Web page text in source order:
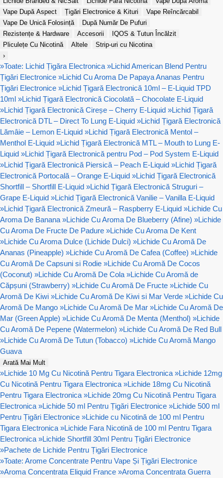
Vape După Aspect
Țigări Electronice & Kituri
Vape Reîncărcabil
Vape De Unică Folosință
După Număr De Pufuri
Rezistențe & Hardware
Accesorii
IQOS & Tutun Încălzit
Pliculețe Cu Nicotină
Altele
Strip-uri cu Nicotina
›
»Toate: Lichid Țigăra Electronica »Lichid American Blend Pentru
Țigări Electronice »Lichid Cu Aroma De Papaya Ananas Pentru
Țigări Electronice »Lichid Țigară Electronică 10ml – E-Liquid TPD
10ml »Lichid Țigară Electronică Ciocolată – Chocolate E-Liquid
»Lichid Țigară Electronică Cireșe – Cherry E-Liquid »Lichid Țigară
Electronică DTL – Direct To Lung E-Liquid »Lichid Țigară Electronică
Lămâie – Lemon E-Liquid »Lichid Țigară Electronică Mentol –
Menthol E-Liquid »Lichid Țigară Electronică MTL – Mouth to Lung E-
Liquid »Lichid Țigară Electronică pentru Pod – Pod System E-Liquid
»Lichid Țigară Electronică Piersică – Peach E-Liquid »Lichid Țigară
Electronică Portocală – Orange E-Liquid »Lichid Țigară Electronică
Shortfill – Shortfill E-Liquid »Lichid Țigară Electronică Struguri –
Grape E-Liquid »Lichid Țigară Electronică Vanilie – Vanilla E-Liquid
»Lichid Țigară Electronică Zmeură – Raspberry E-Liquid »Lichide Cu
Aroma De Banana »Lichide Cu Aroma De Blueberry (Afine) »Lichide
Cu Aroma De Fructe De Padure »Lichide Cu Aroma De Kent
»Lichide Cu Aroma Dulce (Lichide Dulci) »Lichide Cu Aromă De
Ananas (Pineapple) »Lichide Cu Aromă De Cafea (Coffee) »Lichide
Cu Aromă De Capsuni si Rodie »Lichide Cu Aromă De Cocos
(Coconut) »Lichide Cu Aromă De Cola »Lichide Cu Aromă de
Căpșuni (Strawberry) »Lichide Cu Aromă De Fructe »Lichide Cu
Aromă De Kiwi »Lichide Cu Aromă De Kiwi si Mar Verde »Lichide Cu
Aromă De Mango »Lichide Cu Aromă De Mar »Lichide Cu Aromă De
Mar (Green Apple) »Lichide Cu Aromă De Menta (Menthol) »Lichide
Cu Aromă De Pepene (Watermelon) »Lichide Cu Aromă De Red Bull
»Lichide Cu Aromă De Tutun (Tobacco) »Lichide Cu Aromă Mango
Guava
Arată Mai Mult
»Lichide 10 Mg Cu Nicotină Pentru Tigara Electronica »Lichide 12mg
Cu Nicotină Pentru Tigara Electronica »Lichide 18mg Cu Nicotină
Pentru Tigara Electronica »Lichide 20mg Cu Nicotină Pentru Tigara
Electronica »Lichide 50 ml Pentru Țigări Electronice »Lichide 500 ml
Pentru Țigări Electronice »Lichide cu Nicotină de 100 ml Pentru
Tigara Electronica »Lichide Fara Nicotină de 100 ml Pentru Tigara
Electronica »Lichide Shortfill 30ml Pentru Țigări Electronice
»Pachete de Lichide Pentru Țigări Electronice
»Toate: Arome Concentrate Pentru Vape Și Țigări Electronice
»Aroma Concentrata Eliquid France »Aroma Concentrata Guerra